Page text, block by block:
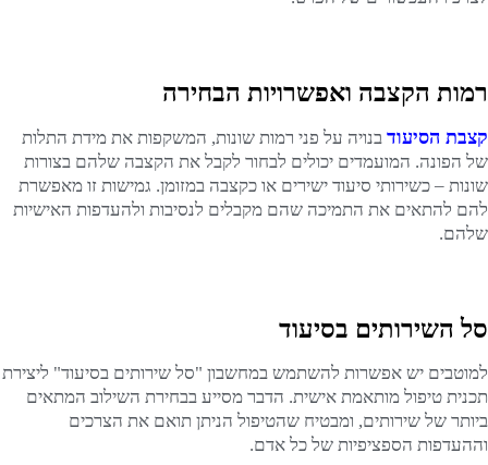
רמות הקצבה ואפשרויות הבחירה
קצבת הסיעוד בנויה על פני רמות שונות, המשקפות את מידת התלות
של הפונה. המועמדים יכולים לבחור לקבל את הקצבה שלהם בצורות
שונות – כשירותי סיעוד ישירים או כקצבה במזומן. גמישות זו מאפשרת
להם להתאים את התמיכה שהם מקבלים לנסיבות ולהעדפות האישיות
שלהם.
סל השירותים בסיעוד
למוטבים יש אפשרות להשתמש במחשבון "סל שירותים בסיעוד" ליצירת
תכנית טיפול מותאמת אישית. הדבר מסייע בבחירת השילוב המתאים
ביותר של שירותים, ומבטיח שהטיפול הניתן תואם את הצרכים
וההעדפות הספציפיות של כל אדם.